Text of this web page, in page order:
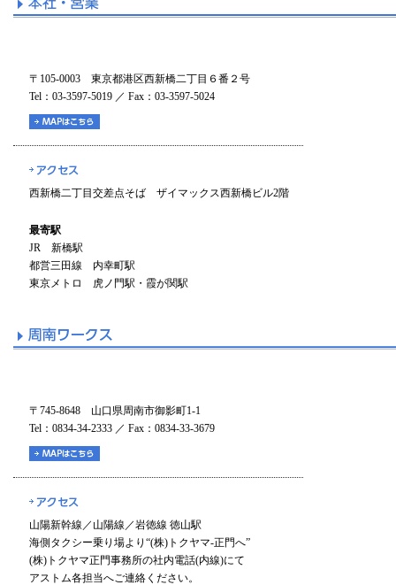
〒105-0003 東京都港区西新橋二丁目６番２号
Tel：03-3597-5019 ／ Fax：03-3597-5024
西新橋二丁目交差点そば ザイマックス西新橋ビル2階
最寄駅
JR 新橋駅
都営三田線 内幸町駅
東京メトロ 虎ノ門駅・霞が関駅
〒745-8648 山口県周南市御影町1-1
Tel：0834-34-2333 ／ Fax：0834-33-3679
山陽新幹線／山陽線／岩徳線 徳山駅
海側タクシー乗り場より“(株)トクヤマ-正門へ”
(株)トクヤマ正門事務所の社内電話(内線)にて
アストム各担当へご連絡ください。